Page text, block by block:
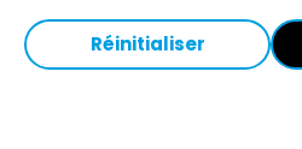
Réinitialiser